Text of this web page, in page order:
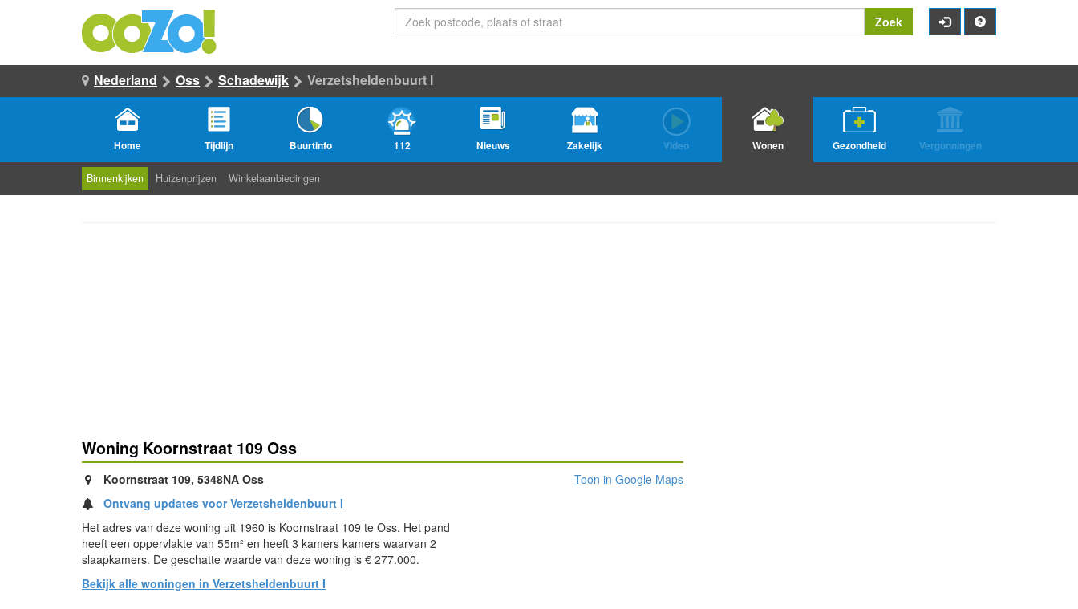
Zoek
Nederland Oss Schadewijk Verzetsheldenbuurt I
Home Tijdlijn Buurtinfo 112 Nieuws Zakelijk Video Wonen Gezondheid Vergunningen
Binnenkijken Huizenprijzen Winkelaanbiedingen
Woning Koornstraat 109 Oss
Koornstraat 109, 5348NA Oss
Ontvang updates voor Verzetsheldenbuurt I
Het adres van deze woning uit 1960 is Koornstraat 109 te Oss. Het pand
heeft een oppervlakte van 55m² en heeft 3 kamers kamers waarvan 2
slaapkamers. De geschatte waarde van deze woning is € 277.000.
Bekijk alle woningen in Verzetsheldenbuurt I
Toon in Google Maps